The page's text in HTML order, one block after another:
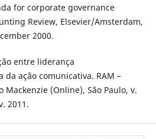
for corporate governance
Review, Elsevier/Amsterdam,
2000.
entre liderança
ação comunicativa. RAM –
Mackenzie (Online), São Paulo, v.
2011.